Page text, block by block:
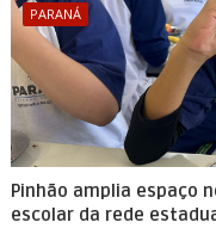
PARANÁ
Pinhão amplia espaço
escolar da rede